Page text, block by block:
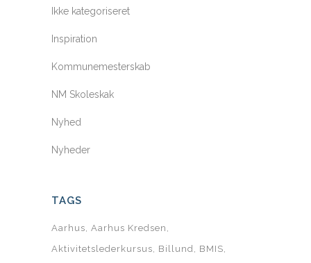
Ikke kategoriseret
Inspiration
Kommunemesterskab
NM Skoleskak
Nyhed
Nyheder
TAGS
Aarhus Aarhus Kredsen
Aktivitetslederkursus
Billund
BMIS